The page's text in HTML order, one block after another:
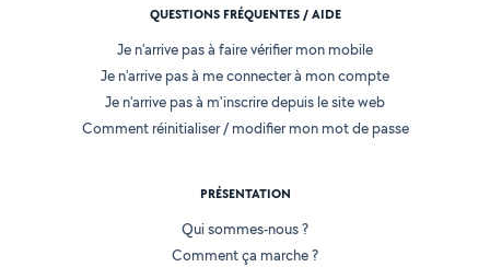
QUESTIONS FRÉQUENTES / AIDE
Je n'arrive pas à faire vérifier mon mobile
Je n'arrive pas à me connecter à mon compte
Je n'arrive pas à m'inscrire depuis le site web
Comment réinitialiser / modifier mon mot de passe
PRÉSENTATION
Qui sommes-nous ?
Comment ça marche ?